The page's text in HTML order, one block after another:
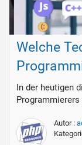
Welche
In der heutigen
Programmierers
Autor :